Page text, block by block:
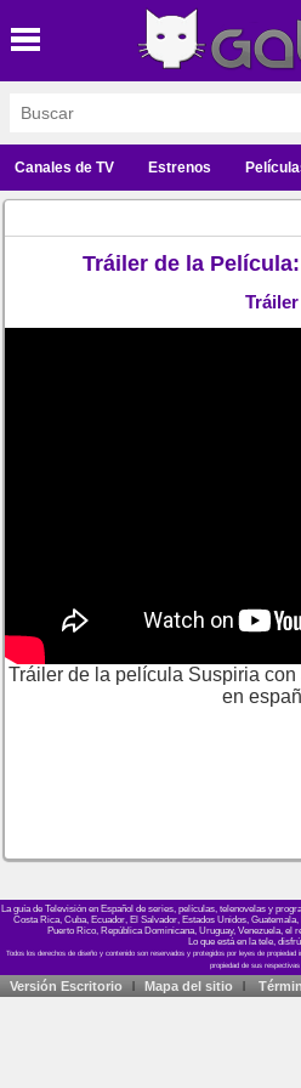
Canales de TV Estrenos
Tráiler de la
Tráiler
Tráiler de la película Suspiria
en
La guía de Televisión en Español de series, películas, telenovelas y
Costa Rica, Cuba, Ecuador, El Salvador, Estados Unidos,
Puerto Rico, República Dominicana, Uruguay, Venezuela, el
Lo que está en la tele,
Versión Escritorio Mapa del sitio